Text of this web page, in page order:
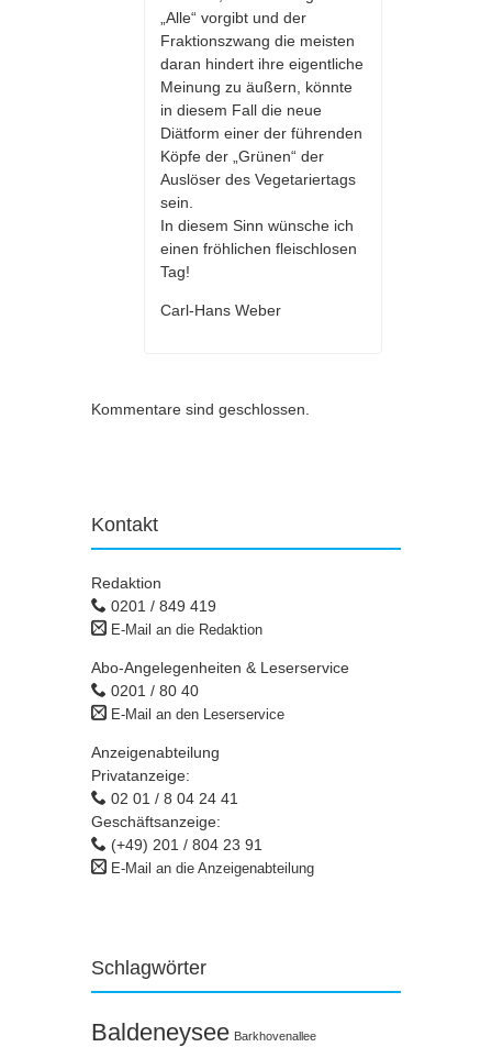
„Alle“ vorgibt und der
Fraktionszwang die meisten
daran hindert ihre eigentliche
Meinung zu äußern, könnte
in diesem Fall die neue
Diätform einer der führenden
Köpfe der „Grünen“ der
Auslöser des Vegetariertags
sein.
In diesem Sinn wünsche ich
einen fröhlichen fleischlosen
Tag!
Carl-Hans Weber
Kommentare sind geschlossen.
Kontakt
Redaktion
0201 / 849 419
E-Mail an die Redaktion
Abo-Angelegenheiten & Leserservice
0201 / 80 40
E-Mail an den Leserservice
Anzeigenabteilung
Privatanzeige:
02 01 / 8 04 24 41
Geschäftsanzeige:
(+49) 201 / 804 23 91
E-Mail an die Anzeigenabteilung
Schlagwörter
Baldeneysee Barkhovenallee